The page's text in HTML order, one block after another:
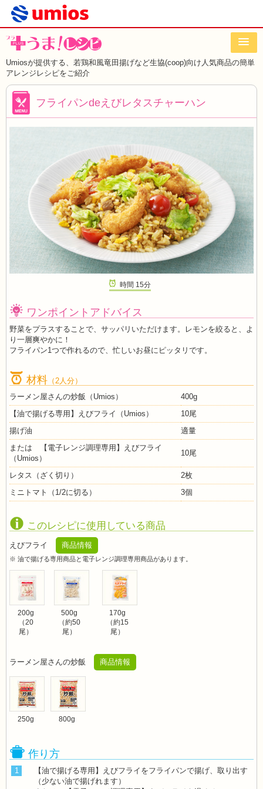
Umiosが提供する、若鶏和風竜田揚げなど生協(coop)向け人気商品の簡単
アレンジレシピをご紹介
フライパンdeえびレタスチャーハン
時間 15分
ワンポイントアドバイス
野菜をプラスすることで、サッパリいただけます。レモンを絞ると、よ
り一層爽やかに！
フライパン1つで作れるので、忙しいお昼にピッタリです。
材料（2人分）
ラーメン屋さんの炒飯（Umios）
400g
【油で揚げる専用】えびフライ（Umios）
10尾
揚げ油
適量
または 【電子レンジ調理専用】えびフライ
（Umios）
10尾
レタス（ざく切り）
2枚
ミニトマト（1/2に切る）
3個
このレシピに使用している商品
えびフライ 商品情報
※ 油で揚げる専用商品と電子レンジ調理専用商品があります。
200g
（20
尾）
500g
（約50
尾）
170g
（約15
尾）
ラーメン屋さんの炒飯 商品情報
250g 800g
作り方
1
【油で揚げる専用】えびフライをフライパンで揚げ、取り出す
（少ない油で揚げれます）